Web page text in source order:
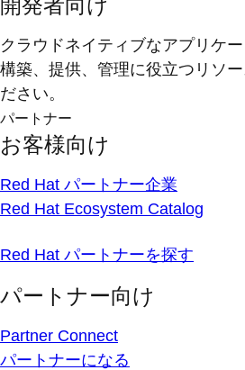
開発者向け
クラウドネイティブなアプリケ
構築、提供、管理に役立つリソ
ださい。
パートナー
お客様向け
Red Hat パートナー企業
Red Hat Ecosystem Catalog
Red Hat パートナーを探す
パートナー向け
Partner Connect
パートナーになる